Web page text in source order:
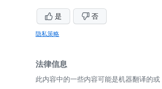
是 否
隐私策略
法律信息
此内容中的一些内容可能是机器翻译的或